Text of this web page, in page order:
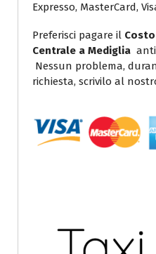
Expresso, MasterCard,
Preferisci pagare il
Centrale a Mediglia
Nessun problema,
richiesta, scrivilo al